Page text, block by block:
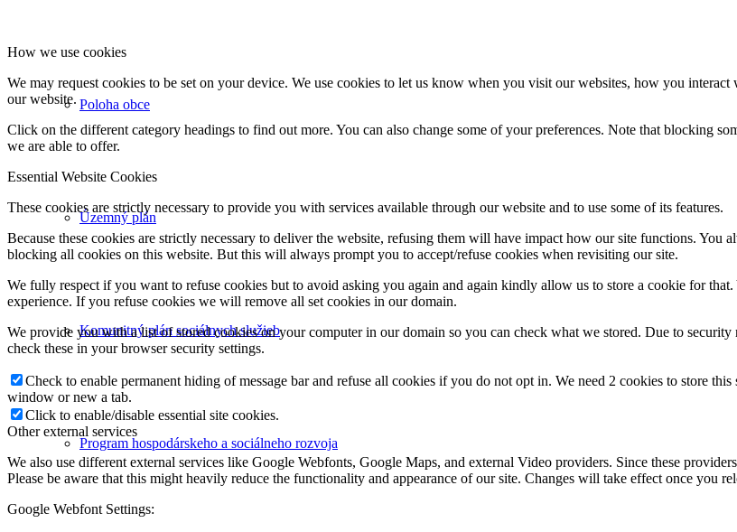
Poloha obce
Územný plán
Komunitný plán sociálnych služieb
Program hospodárskeho a sociálneho rozvoja
How we use cookies
We may request cookies to be set on your device. We use cookies to let us know when you visit our websites, how you
our website.
Click on the different category headings to find out more. You can also change some of your preferences. Note that blocking
we are able to offer.
Essential Website Cookies
These cookies are strictly necessary to provide you with services available through our website and to use some of its features.
Because these cookies are strictly necessary to deliver the website, refusing them will have impact how our site functions.
blocking all cookies on this website. But this will always prompt you to accept/refuse cookies when revisiting our site.
We fully respect if you want to refuse cookies but to avoid asking you again and again kindly allow us to store a cookie for
experience. If you refuse cookies we will remove all set cookies in our domain.
We provide you with a list of stored cookies on your computer in our domain so you can check what we stored. Due to
check these in your browser security settings.
Check to enable permanent hiding of message bar and refuse all cookies if you do not opt in. We need 2 cookies to store
window or new a tab.
Click to enable/disable essential site cookies.
Other external services
We also use different external services like Google Webfonts, Google Maps, and external Video providers. Since these
Please be aware that this might heavily reduce the functionality and appearance of our site. Changes will take effect once you
Google Webfont Settings: